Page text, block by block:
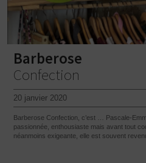
Barberose
Confection
20 janvier 2020
Barberose Confection, c’est … Pascale-
passionnée, enthousiaste mais avant tout
néanmoins exigeante, elle est souvent